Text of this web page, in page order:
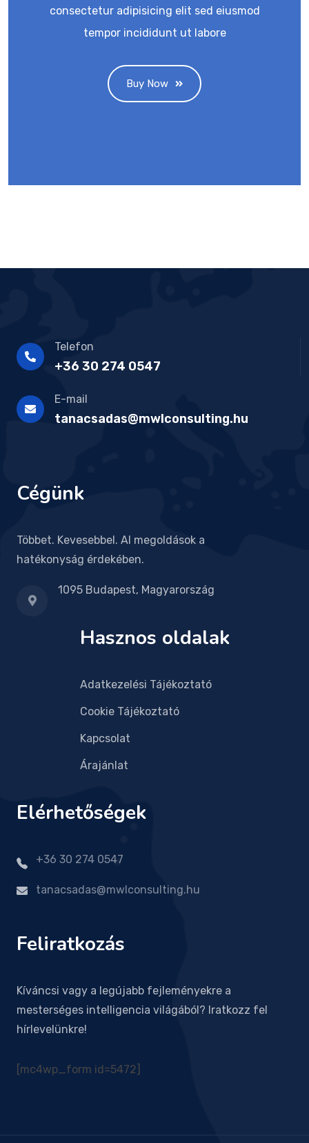
consectetur adipisicing elit sed eiusmod
tempor incididunt ut labore
Buy Now
Telefon
+36 30 274 0547
E-mail
tanacsadas@mwlconsulting.hu
Cégünk
Többet. Kevesebbel. AI megoldások a
hatékonyság érdekében.
1095 Budapest, Magyarország
Hasznos oldalak
Adatkezelési Tájékoztató
Cookie Tájékoztató
Kapcsolat
Árajánlat
Elérhetőségek
+36 30 274 0547
tanacsadas@mwlconsulting.hu
Feliratkozás
Kíváncsi vagy a legújabb fejleményekre a
mesterséges intelligencia világából? Iratkozz fel
hírlevelünkre!
[mc4wp_form id=5472]